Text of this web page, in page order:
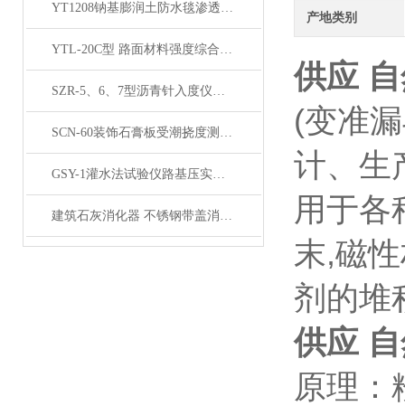
YT1208钠基膨润土防水毯渗透系数测定仪产品展示
YTL-20C型 路面材料强度综合试验仪产品展示
SZR-5、6、7型沥青针入度仪产品展示
SCN-60装饰石膏板受潮挠度测定仪产品展示
GSY-1灌水法试验仪路基压实度测定仪产品展示
建筑石灰消化器 不锈钢带盖消化器产品展示
产地类别
供应
(变准
计、生
用于各
末,磁
剂的堆
供应
原理：